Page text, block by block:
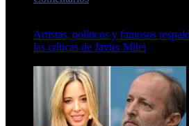
Artistas, políticos y famosos
las críticas de Javier Milei